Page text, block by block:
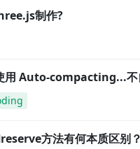
制作?
Auto-compacting...不
方法有何本质区别？